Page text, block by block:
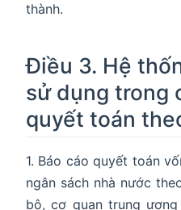
thành.
Điều 3. Hệ
sử dụng trong
quyết toán
1. Báo cáo quyết toán
ngân sách nhà nước
bộ, cơ quan trung